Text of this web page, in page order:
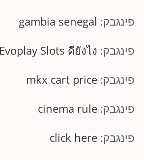
פינגבק: gambia senegal
פינגבק: Slots ดียังไง
פינגבק: mkx cart price
פינגבק: cinema rule
פינגבק: click here